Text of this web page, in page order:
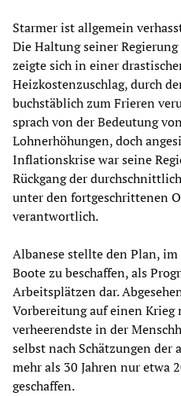
Starmer ist allgemein
Die Haltung seiner
zeigte sich in einer
Heizkostenzuschlag, durch
buchstäblich zum Frieren
sprach von der Bedeutung
Lohnerhöhungen, doch
Inflationskrise war seine
Rückgang der
unter den fortgeschrittenen
verantwortlich.
Albanese stellte den Plan, im
Boote zu beschaffen, als
Arbeitsplätzen dar.
Vorbereitung auf einen
verheerendste in der
selbst nach Schätzungen der
mehr als 30 Jahren nur etwa
geschaffen.